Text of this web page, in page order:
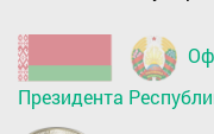
Президента